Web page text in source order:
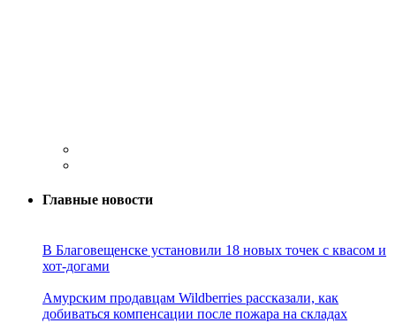
Главные новости
В Благовещенске установили 18 новых точек с квасом и
хот-догами
Амурским продавцам Wildberries рассказали, как
добиваться компенсации после пожара на складах